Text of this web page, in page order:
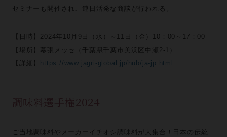
セミナーも開催され、連日活発な商談が行われる。
【日時】2024年10月9日（水）～11日（金）10：00～17：00
【場所】幕張メッセ（千葉県千葉市美浜区中瀬2-1）
【詳細】
https://www.jagri-global.jp/hub/ja-jp.html
調味料選手権2024
ご当地調味料やメーカーイチオシ調味料が大集合！日本の伝統